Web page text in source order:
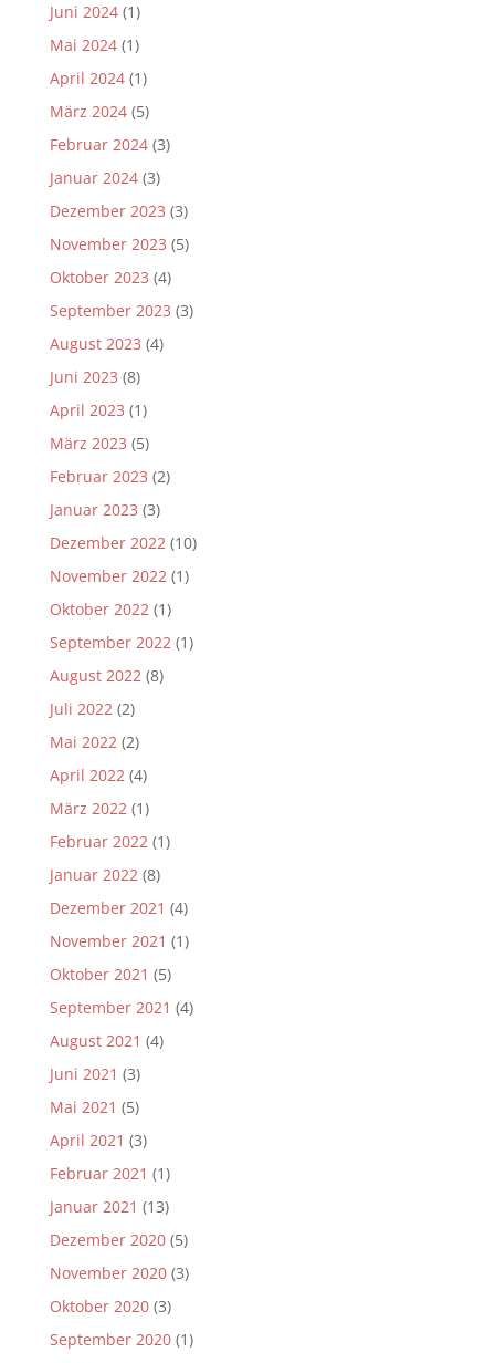
Juni 2024(1)
Mai 2024(1)
April 2024(1)
März 2024(5)
Februar 2024(3)
Januar 2024(3)
Dezember 2023 (3)
November 2023 (5)
Oktober 2023 (4)
September 2023 (3)
August 2023 (4)
Juni 2023 (8)
April 2023 (1)
März 2023 (5)
Februar 2023 (2)
Januar 2023 (3)
Dezember 2022 (10)
November 2022 (1)
Oktober 2022 (1)
September 2022 (1)
August 2022 (8)
Juli 2022 (2)
Mai 2022 (2)
April 2022 (4)
März 2022 (1)
Februar 2022 (1)
Januar 2022 (8)
Dezember 2021 (4)
November 2021 (1)
Oktober 2021 (5)
September 2021 (4)
August 2021 (4)
Juni 2021 (3)
Mai 2021 (5)
April 2021 (3)
Februar 2021 (1)
Januar 2021 (13)
Dezember 2020(5)
November 2020(3)
Oktober 2020(3)
September 2020(1)